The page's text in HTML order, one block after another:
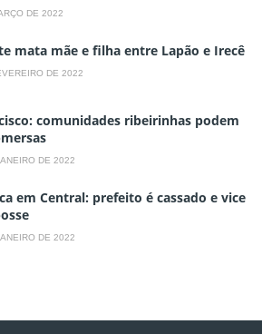
DE 2022
mata mãe e filha entre Lapão e Irecê
DE 2022
comunidades ribeirinhas podem
DE 2022
em Central: prefeito é cassado e vice
DE 2022